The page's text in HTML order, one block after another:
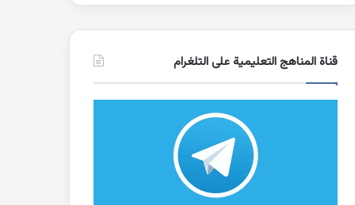
قناة المناهج التعليمية على التلغرام